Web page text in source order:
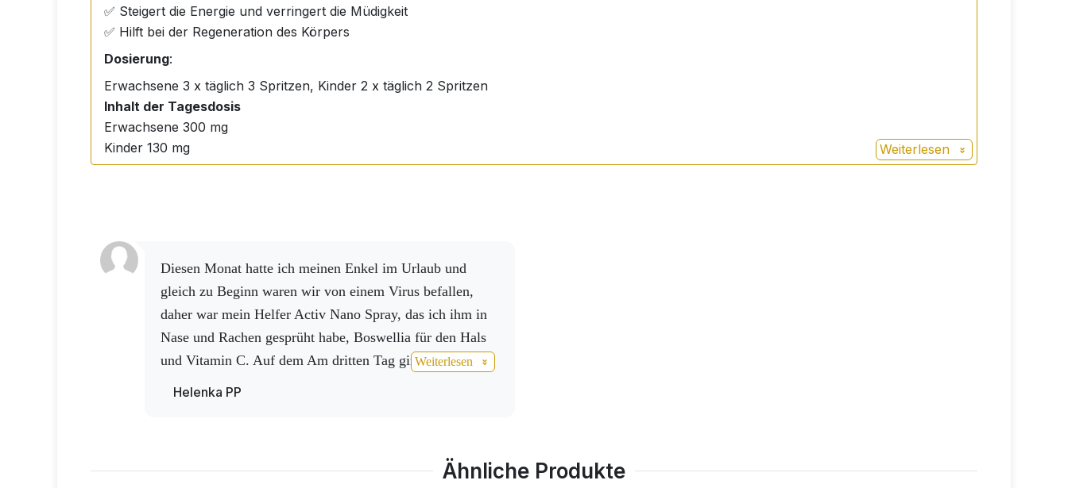
✅ Steigert die Energie und verringert die Müdigkeit
✅ Hilft bei der Regeneration des Körpers
Dosierung:
Erwachsene 3 x täglich 3 Spritzen, Kinder 2 x täglich 2 Spritzen
Inhalt der Tagesdosis
Erwachsene 300 mg
Kinder 130 mg
Wenn Sie das Beste für Ihren Körper wollen, ist Activ C Citrus die perfekte Wahl - ein schneller, effektiver und leckerer Weg, um jeden Tag
gesund zu bleiben! 💪🍋
Weiterlesen
Diesen Monat hatte ich meinen Enkel im Urlaub und
gleich zu Beginn waren wir von einem Virus befallen,
daher war mein Helfer Activ Nano Spray, das ich ihm in
Nase und Rachen gesprüht habe, Boswellia für den Hals
und Vitamin C. Auf dem Am dritten Tag ging es dem
Enkel gut, aber sie bekam es vollständig, also erhöhte ich
Kopf gebrochen, das erste, was ich aus der Tüte
Weiterlesen
Helenka PP
Ähnliche Produkte